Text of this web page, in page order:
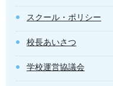
スクール・ポリシー
校長あいさつ
学校運営協議会